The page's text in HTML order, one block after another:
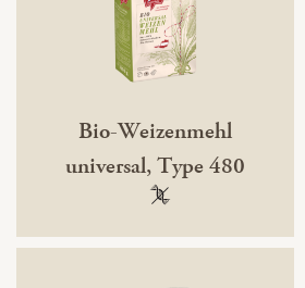
Bio-Weizenmehl
universal, Type 480
100 % gentechnikfrei